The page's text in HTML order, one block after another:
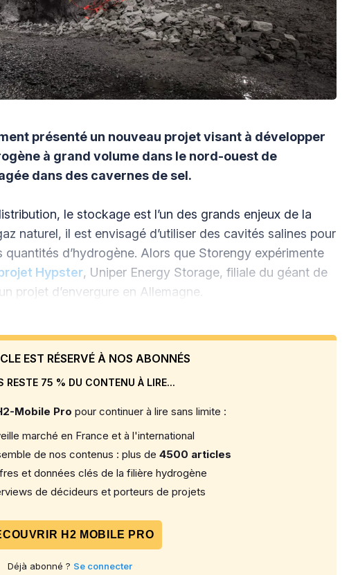
présenté un nouveau projet visant à développer
à grand volume dans le nord-ouest de
dans des cavernes de sel.
le stockage est l’un des grands enjeux de la
naturel, il est envisagé d’utiliser des cavités salines pour
d’hydrogène. Alors que Storengy expérimente
Hypster, Uniper Energy Storage, filiale du géant de
projet d’envergure en Allemagne.
EST RÉSERVÉ À NOS ABONNÉS
RESTE 75 % DU CONTENU À LIRE...
Mobile Pro pour continuer à lire sans limite :
marché en France et à l'international
de nos contenus : plus de 4500 articles
et données clés de la filière hydrogène
de décideurs et porteurs de projets
H2 MOBILE PRO
Déjà abonné ? Se connecter